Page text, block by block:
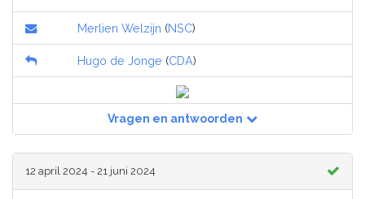
Merlien Welzijn (NSC)
Hugo de Jonge (CDA)
Vragen en antwoorden
12 april 2024 - 21 juni 2024